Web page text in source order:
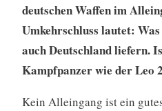
deutschen Waffen im
Umkehrschluss lautet:
auch Deutschland liefern.
Kampfpanzer wie der Leo
Kein Alleingang ist ein